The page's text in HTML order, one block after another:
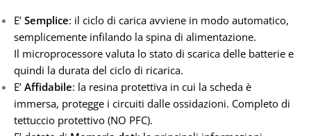
E’ Semplice: il ciclo di carica avviene in modo automatico,
semplicemente infilando la spina di alimentazione.
Il microprocessore valuta lo stato di scarica delle batterie e
quindi la durata del ciclo di ricarica.
E’ Affidabile: la resina protettiva in cui la scheda è
immersa, protegge i circuiti dalle ossidazioni. Completo di
tettuccio protettivo (NO PFC).